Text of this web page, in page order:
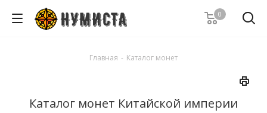
0
Главная - Каталог монет
Каталог монет Китайской империи